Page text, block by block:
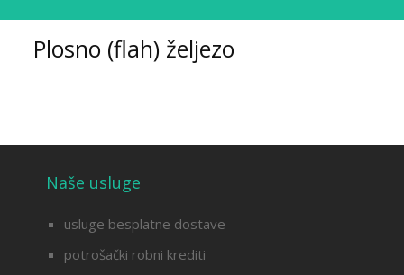
Plosno (flah) željezo
Naše usluge
usluge besplatne dostave
potrošački robni krediti